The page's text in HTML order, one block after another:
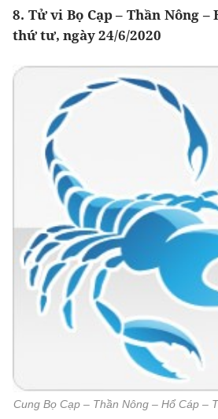
8. Tử vi Bọ Cạp – Thần Nông –
thứ tư, ngày 24/6/2020
Cung Bọ Cạp – Thần Nông – Hổ Cáp –